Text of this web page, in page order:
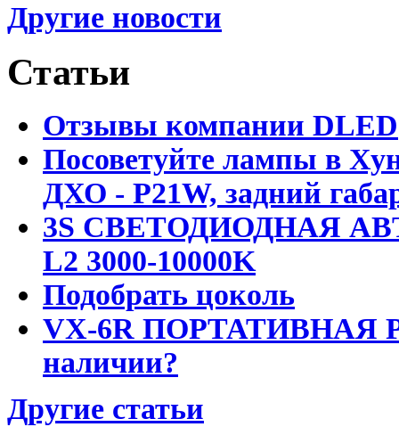
Другие новости
Статьи
Отзывы компании DLED
Посоветуйте лампы в
ДХО - P21W, задний
3S СВЕТОДИОДНАЯ
L2 3000-10000K
Подобрать цоколь
VX-6R ПОРТАТИВНАЯ
наличии?
Другие статьи